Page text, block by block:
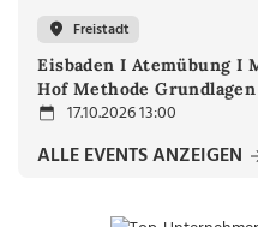
Freistadt
Eisbaden I Atemübung I
Hof Methode
17.10.2026 13:00
ALLE EVENTS ANZEIGEN